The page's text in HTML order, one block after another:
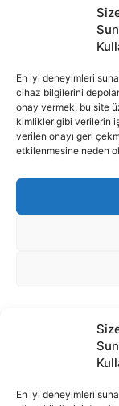
En iyi deneyimleri